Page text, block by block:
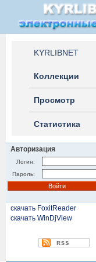
KYRLIBNET
Коллекции
Просмотр
Статистика
Авторизация
Логин:
Пароль:
скачать FoxitReader
скачать WinDjView